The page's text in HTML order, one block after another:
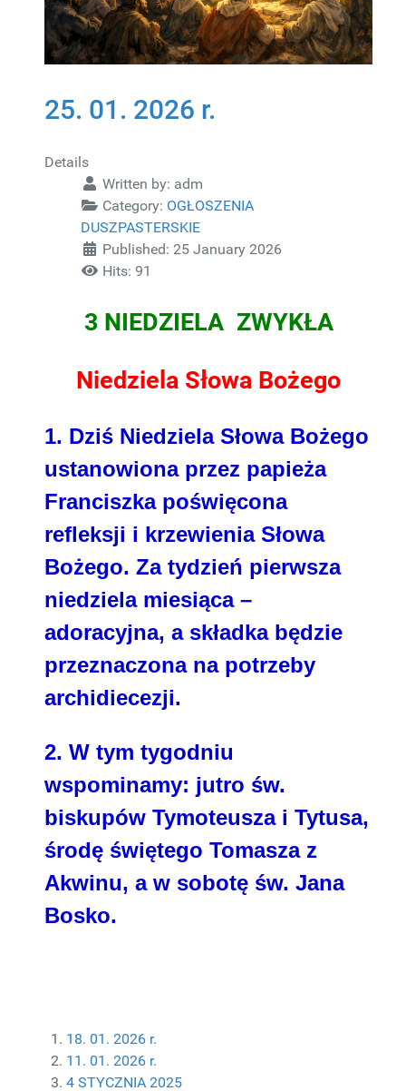
25. 01. 2026 r.
Details
Written by: adm
Category: OGŁOSZENIA
DUSZPASTERSKIE
Published: 25 January 2026
Hits: 91
3 NIEDZIELA ZWYKŁA
Niedziela Słowa Bożego
1. Dziś Niedziela Słowa Bożego
ustanowiona przez papieża
Franciszka poświęcona
refleksji i krzewienia Słowa
Bożego. Za tydzień pierwsza
niedziela miesiąca –
adoracyjna, a składka będzie
przeznaczona na potrzeby
archidiecezji.
2. W tym tygodniu
wspominamy: jutro św.
biskupów Tymoteusza i Tytusa,
środę świętego Tomasza z
Akwinu, a w sobotę św. Jana
Bosko.
18. 01. 2026 r.
11. 01. 2026 r.
4 STYCZNIA 2025